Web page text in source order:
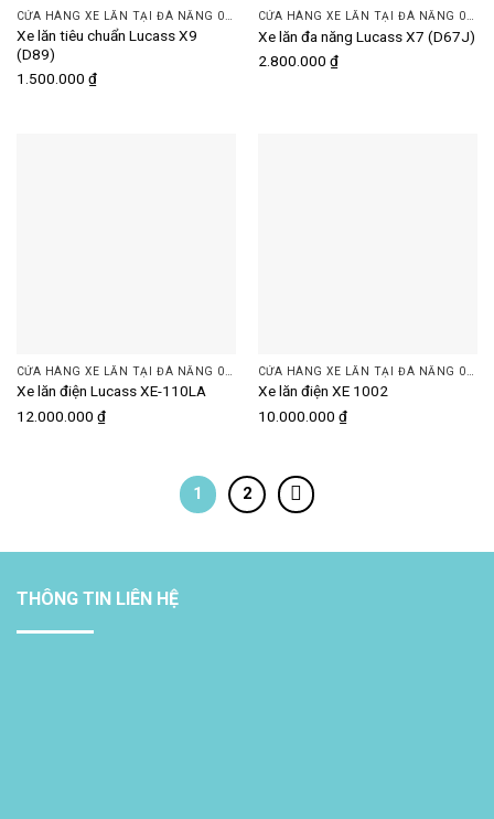
CỬA HÀNG XE LĂN TẠI ĐÀ NẴNG 093 505 7074 | DINH DƯỠNG PLUS
Xe lăn tiêu chuẩn Lucass X9
(D89)
1.500.000 ₫
CỬA HÀNG XE LĂN TẠI ĐÀ NẴNG 093 505 7074 | DINH DƯỠNG PLUS
Xe lăn đa năng Lucass X7 (D67J)
2.800.000 ₫
Xe lăn điện Lucass XE-110LA
12.000.000 ₫
Xe lăn điện XE 1002
10.000.000 ₫
1 2
THÔNG TIN LIÊN HỆ